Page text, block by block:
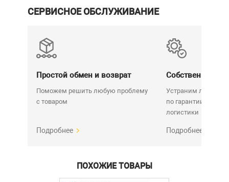
СЕРВИСНОЕ ОБСЛУЖИВАНИЕ
Простой обмен и возврат
Поможем решить любую проблему
с товаром
Подробнее
Собственный
Устраним любую
по гарантии. Срок
логистики
Подробнее
ПОХОЖИЕ ТОВАРЫ